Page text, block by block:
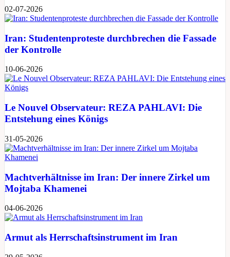
02-07-2026
Iran: Studentenproteste durchbrechen die Fassade
der Kontrolle
10-06-2026
Le Nouvel Observateur: REZA PAHLAVI: Die
Entstehung eines Königs
31-05-2026
Machtverhältnisse im Iran: Der innere Zirkel um
Mojtaba Khamenei
04-06-2026
Armut als Herrschaftsinstrument im Iran